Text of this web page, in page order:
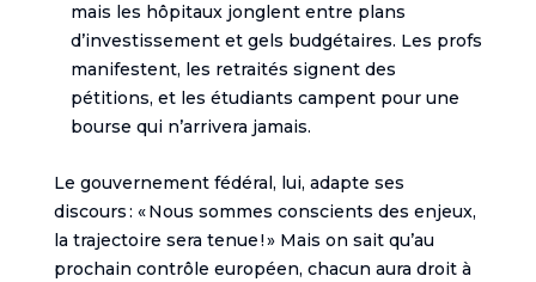
mais les hôpitaux jonglent entre plans
d’investissement et gels budgétaires. Les profs
manifestent, les retraités signent des
pétitions, et les étudiants campent pour une
bourse qui n’arrivera jamais.
Le gouvernement fédéral, lui, adapte ses
discours : « Nous sommes conscients des enjeux,
la trajectoire sera tenue ! » Mais on sait qu’au
prochain contrôle européen, chacun aura droit à